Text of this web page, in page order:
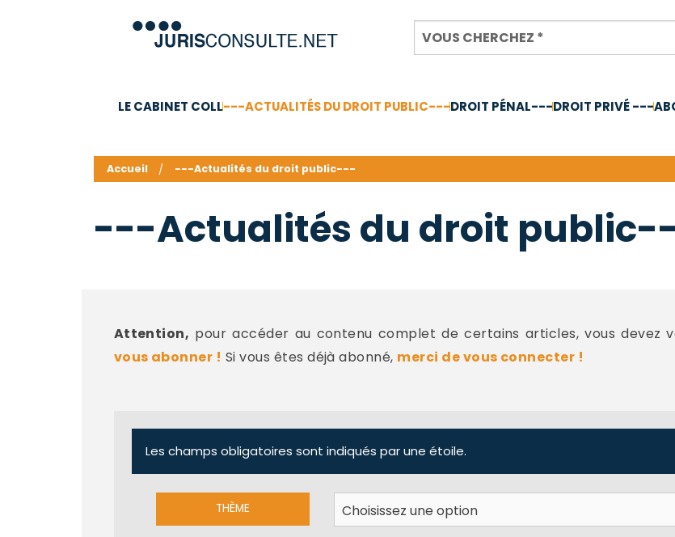
LE CABINET COLL---ACTUALITÉS DU DROIT PUBLIC---DROIT PÉNAL---DROIT PRIVÉ ---
Accueil ---Actualités du droit public---
---Actualités du droit
Attention, pour accéder au contenu complet de certains articles, vous devez
vous abonner ! Si vous êtes déjà abonné, merci de vous connecter !
Les champs obligatoires sont indiqués par une étoile.
THÈME